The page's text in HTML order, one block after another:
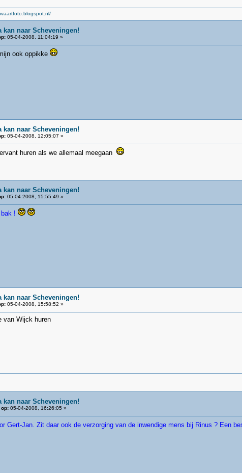
kan naar Scheveningen!
05-04-2008, 11:04:19 »
ook oppikke
kan naar Scheveningen!
05-04-2008, 12:05:07 »
huren als we allemaal meegaan
kan naar Scheveningen!
05-04-2008, 15:55:49 »
!
kan naar Scheveningen!
05-04-2008, 15:58:52 »
van Wijck huren
kan naar Scheveningen!
05-04-2008, 16:26:05 »
Gert-Jan. Zit daar ook de verzorging van de inwendige mens bij Rinus ? Een